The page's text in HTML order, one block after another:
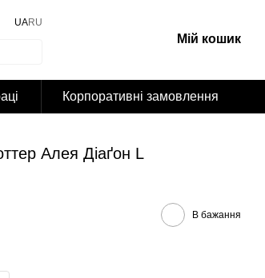
UARU
Мій кошик
Корпоративні замовлення
Алея Діаґон L
В бажання